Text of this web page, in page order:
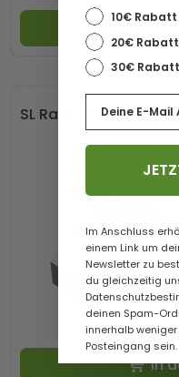
In
SL Rack 21114-00 FLA
In
10€
20€
30€ Rabatt
Im Anschluss
einem Link um
Newsletter zu
du gleichzeitig
deinen Spam-
innerhalb
Posteingang sein.